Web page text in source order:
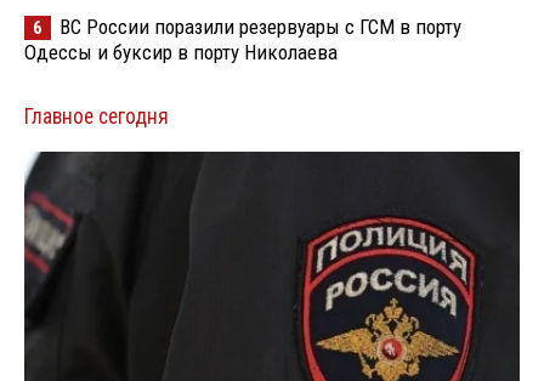
6
ВС России поразили резервуары с ГСМ в порту
Одессы и буксир в порту Николаева
Главное сегодня